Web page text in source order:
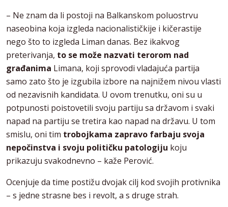
– Ne znam da li postoji na Balkanskom poluostrvu
naseobina koja izgleda nacionalističkije i kičerastije
nego što to izgleda Liman danas. Bez ikakvog
preterivanja, to se može nazvati terorom nad
građanima Limana, koji sprovodi vladajuća partija
samo zato što je izgubila izbore na najnižem nivou vlasti
od nezavisnih kandidata. U ovom trenutku, oni su u
potpunosti poistovetili svoju partiju sa državom i svaki
napad na partiju se tretira kao napad na državu. U tom
smislu, oni tim trobojkama zapravo farbaju svoja
nepočinstva i svoju političku patologiju koju
prikazuju svakodnevno – kaže Perović.
Ocenjuje da time postižu dvojak cilj kod svojih protivnika
– s jedne strasne bes i revolt, a s druge strah.